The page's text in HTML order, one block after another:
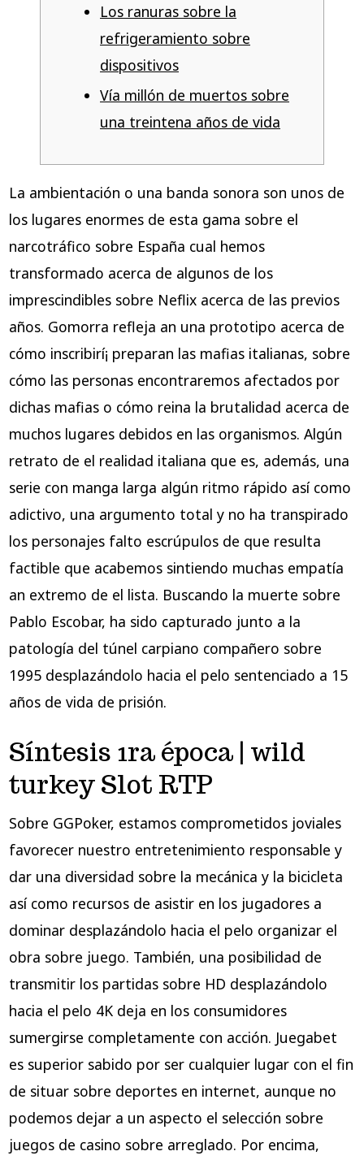
Los ranuras sobre la
refrigeramiento sobre
dispositivos
Ví­a millón de muertos sobre
una treintena años de vida
La ambientación o una banda sonora son unos de
los lugares enormes de esta gama sobre el
narcotráfico sobre España cual hemos
transformado acerca de algunos de los
imprescindibles sobre Neflix acerca de las previos
años. Gomorra refleja an una prototipo acerca de
cómo inscribirí¡ preparan las mafias italianas, sobre
cómo las personas encontraremos afectados por
dichas mafias o cómo reina la brutalidad acerca de
muchos lugares debidos en las organismos. Algún
retrato de el realidad italiana que es, además, una
serie con manga larga algún ritmo rápido así­ como
adictivo, una argumento total y no ha transpirado
los personajes falto escrúpulos de que resulta
factible que acabemos sintiendo muchas empatía
an extremo de el lista. Buscando la muerte sobre
Pablo Escobar, ha sido capturado junto a la
patologí­a del túnel carpiano compañero sobre
1995 desplazándolo hacia el pelo sentenciado a 15
años de vida de prisión.
Síntesis 1ra época | wild
turkey Slot RTP
Sobre GGPoker, estamos comprometidos joviales
favorecer nuestro entretenimiento responsable y
dar una diversidad sobre la mecánica y la bicicleta
así­ como recursos de asistir en los jugadores a
dominar desplazándolo hacia el pelo organizar el
obra sobre juego. También, una posibilidad de
transmitir los partidas sobre HD desplazándolo
hacia el pelo 4K deja en los consumidores
sumergirse completamente con acción. Juegabet
es superior sabido por ser cualquier lugar con el fin
de situar sobre deportes en internet, aunque no
podemos dejar a un aspecto el selección sobre
juegos de casino sobre arreglado. Por encima,